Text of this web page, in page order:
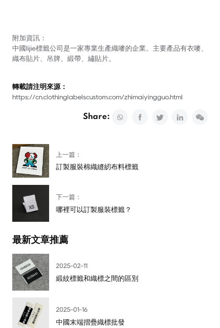
附加資訊：
中國lijie標籤公司是一家專業生產織嘜的企業。主要產品有衣嘜、
織布貼片、吊牌、緞帶、繡貼片。
轉載請注明來源：
https://cn.clothinglabelscustom.com/zhimaiyingguo.html
Share:
上一篇：
訂製服裝棉織縫紉布料標籤
下一篇：
哪裡可以訂製服裝標籤？
最新文章推薦
2025-02-11
緞紋標籤和織標之間的區別
2025-01-16
中國末端摺疊織標批發